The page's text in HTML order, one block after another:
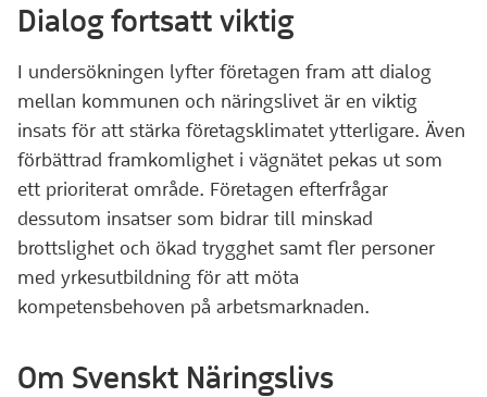
Dialog fortsatt viktig
I undersökningen lyfter företagen fram att dialog
mellan kommunen och näringslivet är en viktig
insats för att stärka företagsklimatet ytterligare. Även
förbättrad framkomlighet i vägnätet pekas ut som
ett prioriterat område. Företagen efterfrågar
dessutom insatser som bidrar till minskad
brottslighet och ökad trygghet samt fler personer
med yrkesutbildning för att möta
kompetensbehoven på arbetsmarknaden.
Om Svenskt Näringslivs